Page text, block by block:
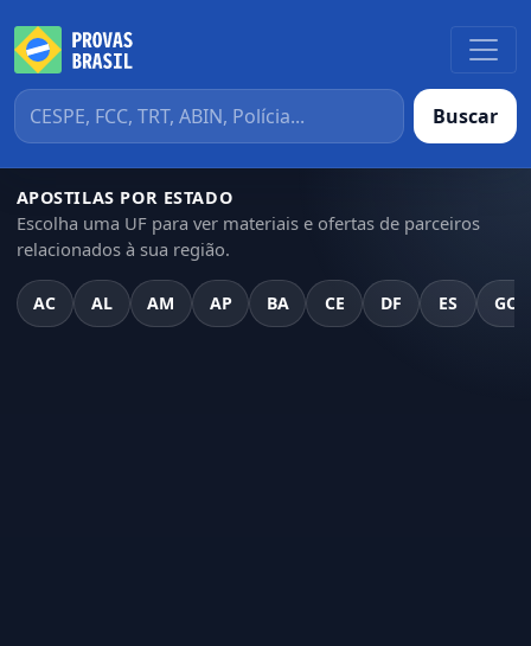
Buscar
APOSTILAS POR ESTADO
Escolha uma UF para ver materiais e ofertas de parceiros
relacionados à sua região.
AC AL AM AP BA CE DF ES GO